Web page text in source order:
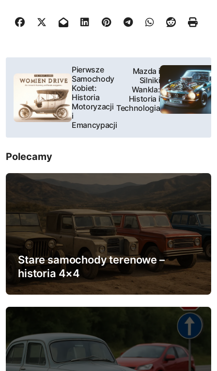
a
a
w
i
s
Pierwsze
Samochody
Kobiet:
Historia
Motoryzacji
i
Emancypacji
Mazda i
Silniki
Wankla:
Historia i
Technologia
Polecamy
Stare samochody terenowe –
historia 4×4